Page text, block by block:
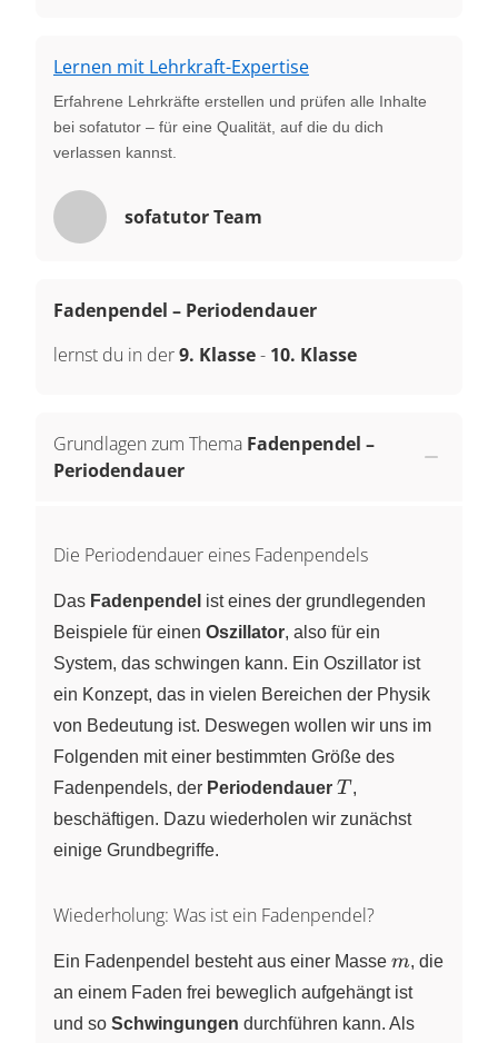
Lernen mit Lehrkraft-Expertise
Erfahrene Lehrkräfte erstellen und prüfen alle Inhalte
bei sofatutor – für eine Qualität, auf die du dich
verlassen kannst.
sofatutor Team
Fadenpendel – Periodendauer
lernst du in der9. Klasse- 10. Klasse
Grundlagen zum Thema Fadenpendel –
Periodendauer
Die Periodendauer eines Fadenpendels
Das Fadenpendel ist eines der grundlegenden
Beispiele für einen Oszillator, also für ein
System, das schwingen kann. Ein Oszillator ist
ein Konzept, das in vielen Bereichen der Physik
von Bedeutung ist. Deswegen wollen wir uns im
Folgenden mit einer bestimmten Größe des
Fadenpendels, der Periodendauer T
T ,
beschäftigen. Dazu wiederholen wir zunächst
einige Grundbegriffe.
Wiederholung: Was ist ein Fadenpendel?
Ein Fadenpendel besteht aus einer Masse m
m, die
an einem Faden frei beweglich aufgehängt ist
und so Schwingungen durchführen kann. Als